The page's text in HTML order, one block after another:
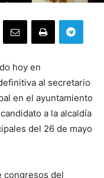
hoy en
al secretario
en el ayuntamiento
a la alcaldía
del 26 de mayo
congresos del